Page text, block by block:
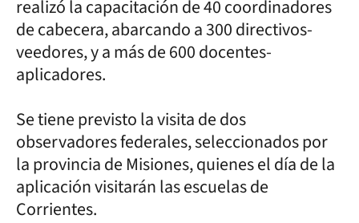
realizó la capacitación de 40 coordinadores
de cabecera, abarcando a 300 directivos-
veedores, y a más de 600 docentes-
aplicadores.
Se tiene previsto la visita de dos
observadores federales, seleccionados por
la provincia de Misiones, quienes el día de la
aplicación visitarán las escuelas de
Corrientes.